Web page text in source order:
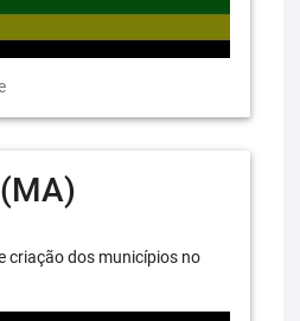
criação dos municípios no